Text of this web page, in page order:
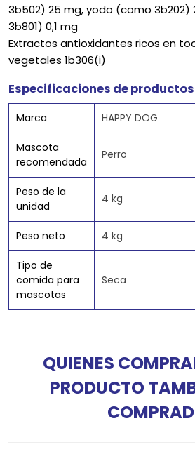
3b502) 25 mg, yodo (como 3b202)
3b801) 0,1 mg
Extractos antioxidantes ricos en
vegetales 1b306(i)
Especificaciones de productos
Marca HAPPY DOG
Mascota
recomendada
Perro
Peso de la
unidad
4 kg
Peso neto 4 kg
Tipo de
comida para
mascotas
Seca
QUIENES
PRODUCTO